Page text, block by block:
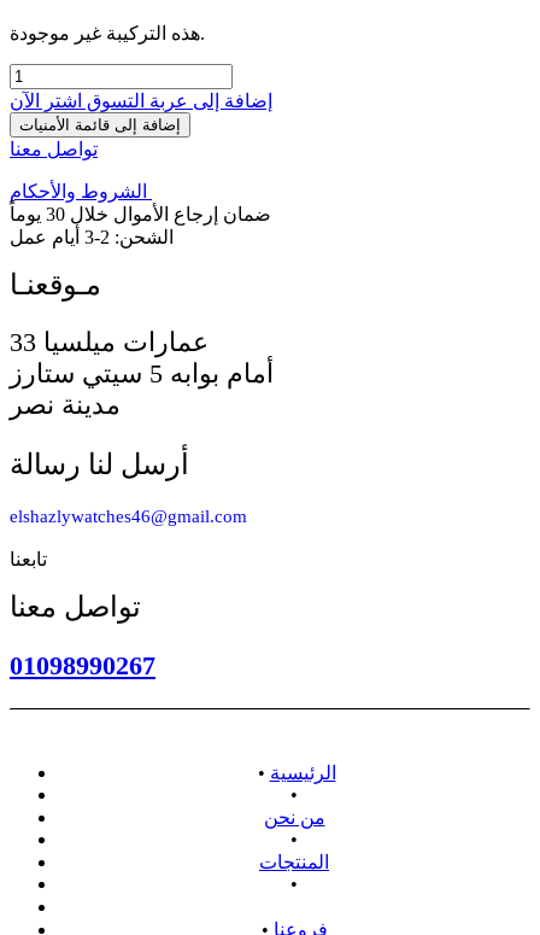
هذه التركيبة غير موجودة.
إضافة إلى عربة التسوق اشترِ الآن
إضافة إلى قائمة الأمنيات
تواصل معنا
الشروط والأحكام
ضمان إرجاع الأموال خلال 30 يوماً
الشحن: 2-3 أيام عمل
أمام بوابه 5 سيتي ستارز
مدينة نصر
أرسل لنا رسالة
elshazlywatches46@gmail.com
تابعنا
تواصل معنا
01098990267
• الرئيسية
•
من نحن
•
المنتجات
•
• فروعنا